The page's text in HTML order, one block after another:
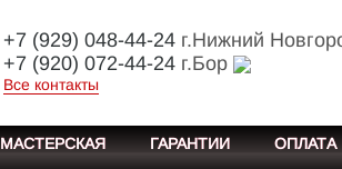
+7 (929) 048-44-24г.Нижний
+7 (920) 072-44-24г.Бор
Все контакты
МАСТЕРСКАЯ ГАРАНТИИ ОПЛАТА